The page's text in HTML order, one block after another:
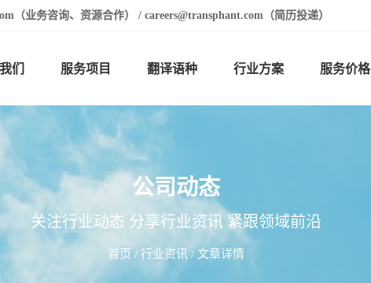
（业务咨询、资源合作） / careers@transphant.com（简历投递）
们 服务项目 翻译语种 行业方案 服务价格
公司动态
关注行业动态 分享行业资讯 紧跟领域前沿
首页/ 行业资讯/ 文章详情